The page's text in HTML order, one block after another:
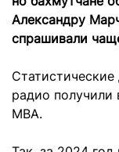
Александру
спрашивали
радио получили
МВА.